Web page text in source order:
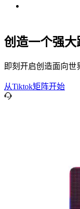
创造一个强
即刻开启创造面向世
从Tiktok矩阵开始